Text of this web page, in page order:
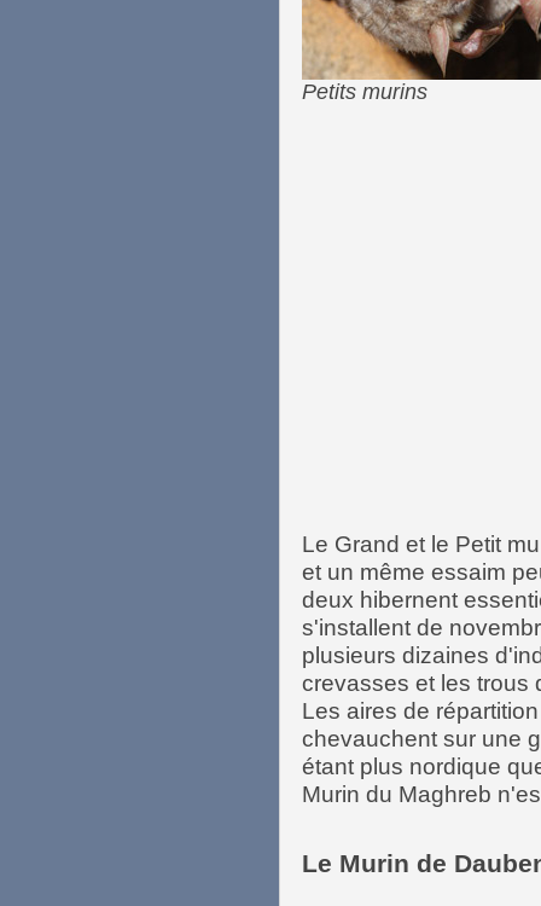
Petits murins
Le Grand et le Petit
et un même essaim
deux hibernent
s'installent de
plusieurs dizaines
crevasses et les trous
Les aires de
chevauchent sur une
étant plus nordique
Murin du Maghreb
Le Murin de